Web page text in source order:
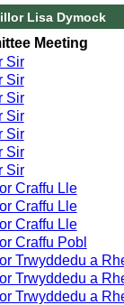
Lisa Dymock
Meeting
Sir
Sir
Sir
Sir
Sir
Sir
Sir
Craffu Lle
Craffu Lle
Craffu Lle
Craffu Pobl
Trwyddedu a
Trwyddedu a
Trwyddedu a